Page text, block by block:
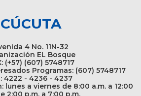
CÚCUTA
4 No. 11N-32
EL Bosque
(+57) (607) 5748717
Programas: (607) 5748717
4222 - 4236 - 4237
lunes a viernes de 8:00 a.m. a 12:00
2:00 p.m. a 7:00 p.m.